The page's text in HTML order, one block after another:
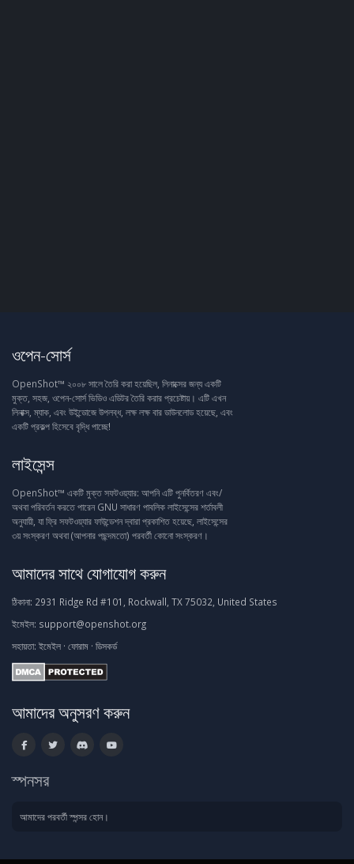
ওপেন-সোর্স
OpenShot™ ২০০৮ সালে তৈরি করা হয়েছিল, লিনাক্সের জন্য একটি
মুক্ত, সহজ, ওপেন-সোর্স ভিডিও এডিটর তৈরি করার প্রচেষ্টায়। এটি এখন
লিনাক্স, ম্যাক, এবং উইন্ডোজে উপলব্ধ, লক্ষ লক্ষ বার ডাউনলোড হয়েছে, এবং
একটি প্রকল্প হিসেবে বৃদ্ধি পাচ্ছে!
লাইসেন্স
OpenShot™ একটি মুক্ত সফটওয়্যার: আপনি এটি পুনর্বিতরণ এবং/
অথবা পরিবর্তন করতে পারেন GNU সাধারণ পাবলিক লাইসেন্সের শর্তাবলী
অনুযায়ী, যা ফ্রি সফটওয়্যার ফাউন্ডেশন দ্বারা প্রকাশিত হয়েছে, লাইসেন্সের
৩য় সংস্করণ অথবা (আপনার পছন্দমতো) পরবর্তী কোনো সংস্করণ।
আমাদের সাথে যোগাযোগ করুন
ঠিকানা: 2931 Ridge Rd #101, Rockwall, TX 75032, United States
ইমেইল: support@openshot.org
সহায়তা: ইমেইল · ফোরাম · ডিসকর্ড
আমাদের অনুসরণ করুন
স্পনসর
আমাদের পরবর্তী স্পন্সর হোন।